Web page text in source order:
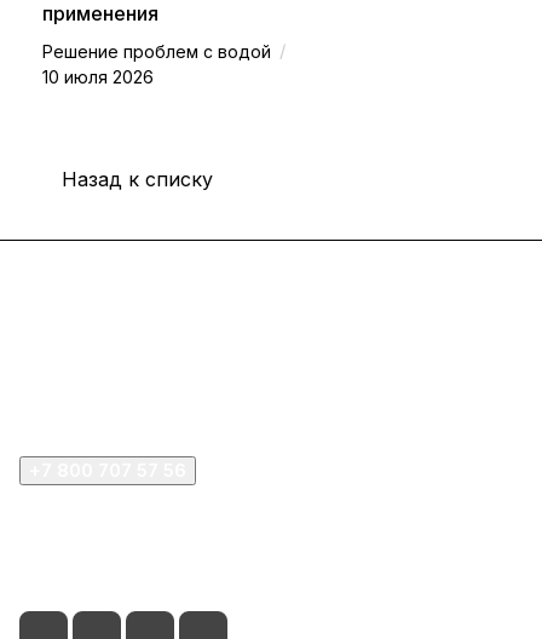
применения
Решение проблем с водой /
10 июля 2026
Назад к списку